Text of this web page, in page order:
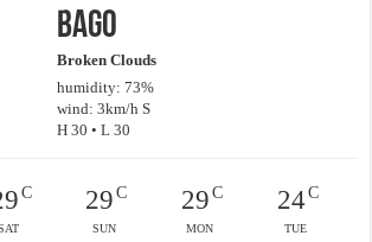
Bago
Broken Clouds
humidity: 73%
wind: 3km/h S
H 30 • L 30
C 29 C
SUN
29C
MON
24C
TUE